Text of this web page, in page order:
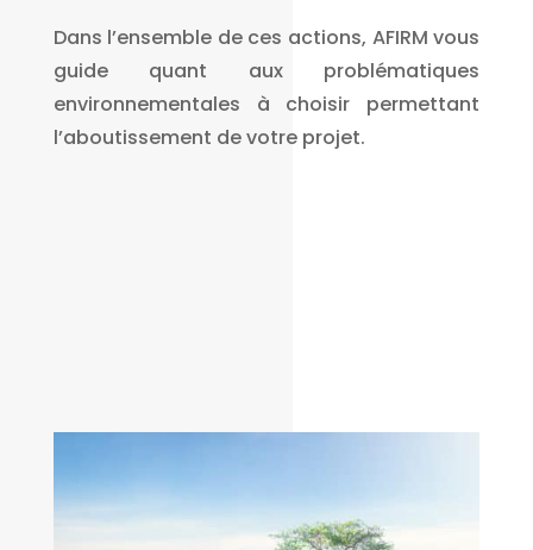
Dans l’ensemble de ces actions, AFIRM vous
guide quant aux problématiques
environnementales à choisir permettant
l’aboutissement de votre projet.